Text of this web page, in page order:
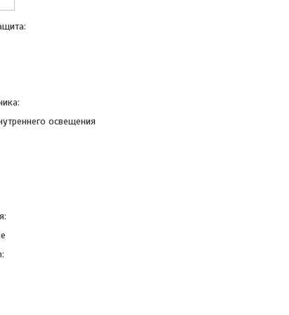
освещения